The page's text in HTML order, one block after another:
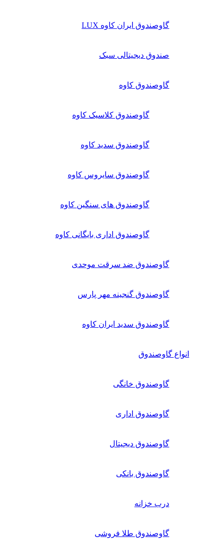
گاوصندوق ایران کاوه LUX
صندوق دیجیتالی سبک
گاوصندوق کاوه
گاوصندوق کلاسیک کاوه
گاوصندوق سدید کاوه
گاوصندوق سایروس کاوه
گاوصندوق های سنگین کاوه
گاوصندوق اداری بایگانی کاوه
گاوصندوق ضد سرقت موحدی
گاوصندوق گنجینه مهر پارس
گاوصندوق سدید ایران کاوه
انواع گاوصندوق
گاوصندوق خانگی
گاوصندوق اداری
گاوصندوق دیجیتال
گاوصندوق بانکی
درب خزانه
گاوصندوق طلا فروشی